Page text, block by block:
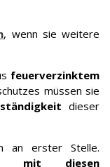
, wenn sie weitere
feuerverzinktem
müssen sie
dieser
an erster Stelle.
mit diesen